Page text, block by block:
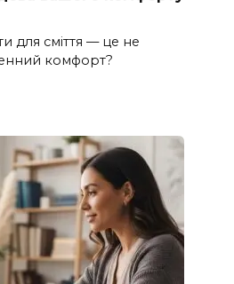
для сміття — це не
комфорт?